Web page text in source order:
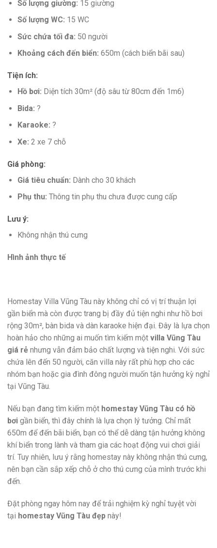
Số lượng giường: 15 giường
Số lượng WC: 15 WC
Sức chứa tối đa: 50 người
Khoảng cách đến biển: 650m (cách biển bãi sau)
Tiện ích:
Hồ bơi: Diện tích 30m² (độ sâu từ 80cm đến 1m6)
Bida: ?️
Karaoke: ?️
Xe: 2 xe 7 chỗ
Giá phòng:
Giá tiêu chuẩn: Dành cho 30 khách
Phụ thu: Thông tin phụ thu chưa được cung cấp
Lưu ý:
Không nhận thú cưng
Hình ảnh thực tế
Homestay Villa Vũng Tàu này không chỉ có vị trí thuận lợi
gần biển mà còn được trang bị đầy đủ tiện nghi như hồ bơi
rộng 30m², bàn bida và dàn karaoke hiện đại. Đây là lựa chọn
hoàn hảo cho những ai muốn tìm kiếm một villa Vũng Tàu
giá rẻ nhưng vẫn đảm bảo chất lượng và tiện nghi. Với sức
chứa lên đến 50 người, căn villa này rất phù hợp cho các
nhóm bạn hoặc gia đình đông người muốn tận hưởng kỳ nghỉ
tại Vũng Tàu.
Nếu bạn đang tìm kiếm một homestay Vũng Tàu có hồ
bơi gần biển, thì đây chính là lựa chọn lý tưởng. Chỉ mất
650m để đến bãi biển, bạn có thể dễ dàng tận hưởng không
khí biển trong lành và tham gia các hoạt động vui chơi giải
trí. Tuy nhiên, lưu ý rằng homestay này không nhận thú cưng,
nên bạn cần sắp xếp chỗ ở cho thú cưng của mình trước khi
đến.
Đặt phòng ngay hôm nay để trải nghiệm kỳ nghỉ tuyệt vời
tại homestay Vũng Tàu đẹp này!